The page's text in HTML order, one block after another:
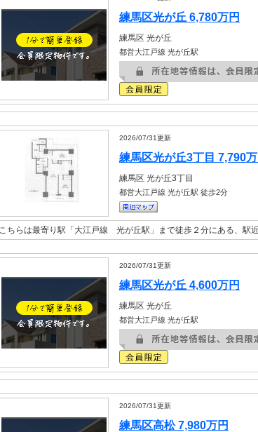
練馬区光が丘 6,780万円
練馬区 光が丘
都営大江戸線 光が丘駅
2026/07/31更新
練馬区光が丘3丁目 7,790万
練馬区 光が丘3丁目
都営大江戸線 光が丘駅 徒歩2分
こちらは最寄り駅「大江戸線 光が丘駅」まで徒歩２分にある、駅
2026/07/31更新
練馬区光が丘 4,600万円
練馬区 光が丘
都営大江戸線 光が丘駅
2026/07/31更新
練馬区高松 7,980万円